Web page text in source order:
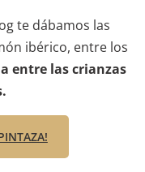
te dábamos las
ibérico, entre los
entre las crianzas